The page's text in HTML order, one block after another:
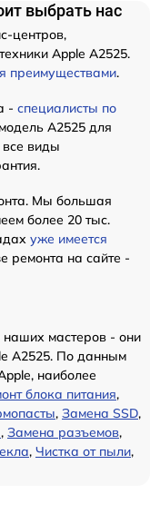
выбрать нас
центров,
Apple А2525.
преимуществами.
- специалисты по
А2525 для
виды
Мы большая
более 20 тыс.
уже имеется
ремонта на сайте -
мастеров - они
А2525. По данным
наиболее
блока питания,
, Замена SSD,
, Замена разъемов,
, Чистка от пыли,